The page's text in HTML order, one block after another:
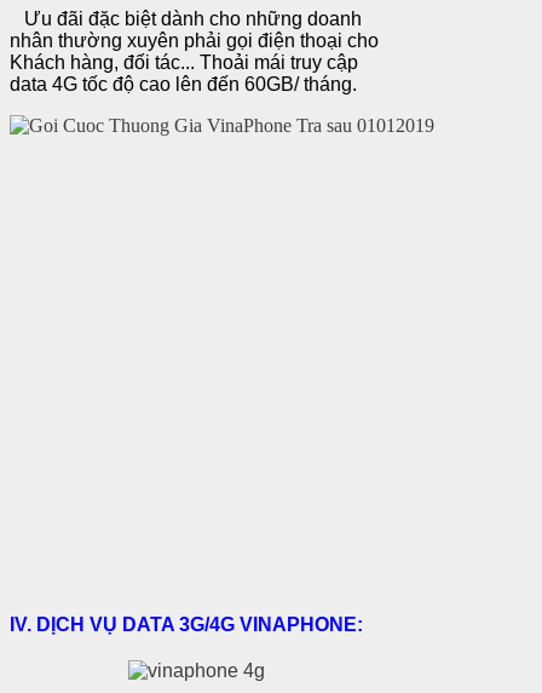
Ưu đãi đặc biệt dành cho những doanh
nhân thường xuyên phải gọi điện thoại cho
Khách hàng, đối tác... Thoải mái truy cập
data 4G tốc độ cao lên đến 60GB/ tháng.
IV. DỊCH VỤ DATA 3G/4G VINAPHONE: